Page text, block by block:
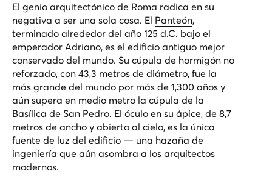
El genio arquitectónico de Roma radica en su
negativa a ser una sola cosa. El Panteón,
terminado alrededor del año 125 d.C. bajo el
emperador Adriano, es el edificio antiguo mejor
conservado del mundo. Su cúpula de hormigón no
reforzado, con 43,3 metros de diámetro, fue la
más grande del mundo por más de 1,300 años y
aún supera en medio metro la cúpula de la
Basílica de San Pedro. El óculo en su ápice, de 8,7
metros de ancho y abierto al cielo, es la única
fuente de luz del edificio — una hazaña de
ingeniería que aún asombra a los arquitectos
modernos.